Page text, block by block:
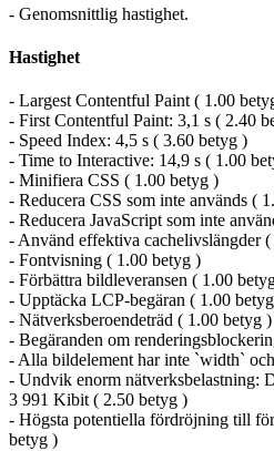
- Genomsnittlig hastighet.
Hastighet
- Largest Contentful Paint ( 1.00
- First Contentful Paint: 3,1 s ( 2.40
- Speed Index: 4,5 s ( 3.60 betyg )
- Time to Interactive: 14,9 s ( 1.00
- Minifiera CSS ( 1.00 betyg )
- Reducera CSS som inte används (
- Reducera JavaScript som inte
- Använd effektiva cachelivslängder
- Fontvisning ( 1.00 betyg )
- Förbättra bildleveransen ( 1.00
- Upptäcka LCP-begäran ( 1.00
- Nätverksberoendeträd ( 1.00 betyg )
- Begäranden om
- Alla bildelement har inte `width`
- Undvik enorm nätverksbelastning:
3 991 Kibit ( 2.50 betyg )
- Högsta potentiella fördröjning till
betyg )